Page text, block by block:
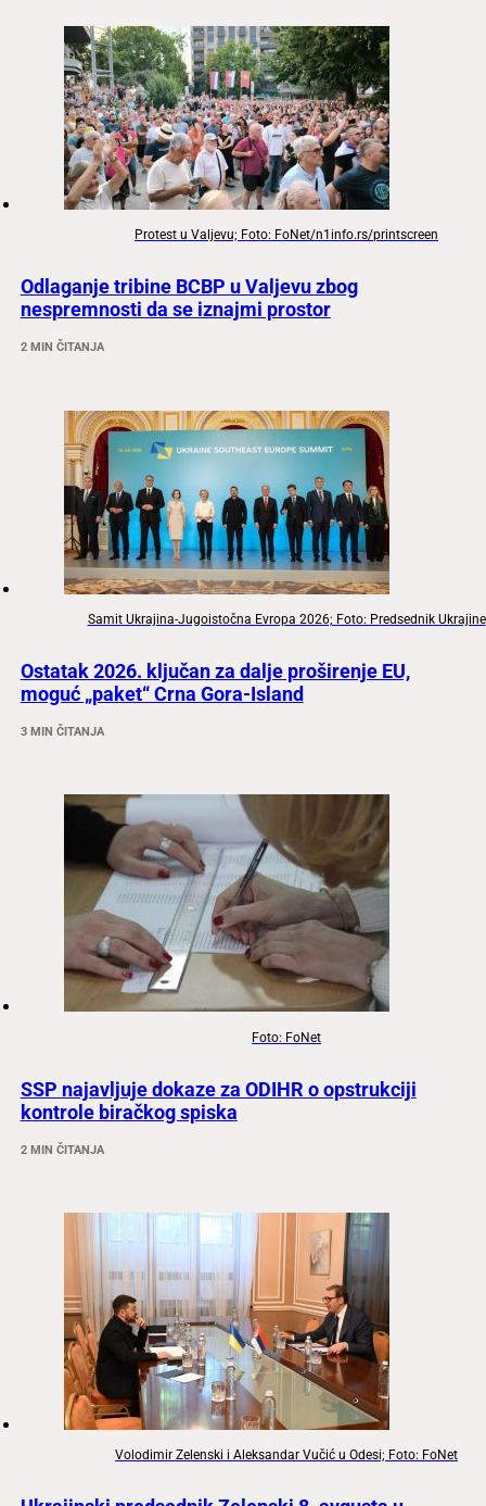
Protest u Valjevu; Foto: FoNet/n1info.rs/printscreen
Odlaganje tribine BCBP u Valjevu zbog
nespremnosti da se iznajmi prostor
2 MIN ČITANJA
Samit Ukrajina-Jugoistočna Evropa 2026; Foto: Predsednik Ukrajine
Ostatak 2026. ključan za dalje proširenje EU,
moguć „paket“ Crna Gora-Island
3 MIN ČITANJA
Foto: FoNet
SSP najavljuje dokaze za ODIHR o opstrukciji
kontrole biračkog spiska
2 MIN ČITANJA
Volodimir Zelenski i Aleksandar Vučić u Odesi; Foto: FoNet